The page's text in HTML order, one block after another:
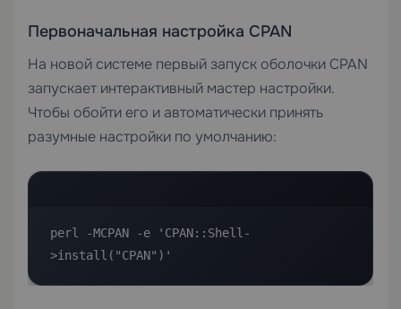
Первоначальная настройка CPAN
На новой системе первый запуск оболочки CPAN
запускает интерактивный мастер настройки.
Чтобы обойти его и автоматически принять
разумные настройки по умолчанию:
perl -MCPAN -e 'CPAN::Shell-
>install("CPAN")'